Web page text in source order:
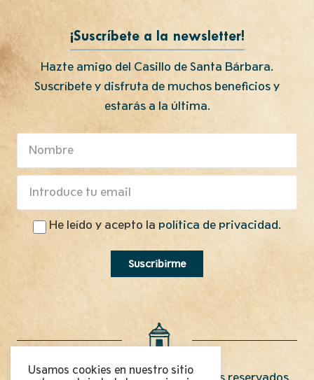
¡Suscríbete a la newsletter!
Hazte amigo del Casillo de Santa Bárbara.
Suscríbete y disfruta de muchos beneficios y
estarás a la última.
He leído y acepto la política de privacidad.
Copyright 2022 © Todos los derechos reservados.
Usamos cookies en nuestro sitio